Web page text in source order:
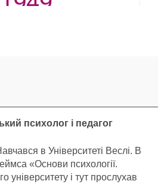
психолог і педагог
в Університеті Веслі. В
«Основи психології.
і тут прослухав